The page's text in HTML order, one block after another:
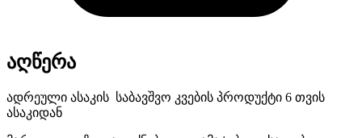
აღწერა
ადრეული ასაკის საბავშვო კვების პროდუქტი 6 თვის
ასაკიდან